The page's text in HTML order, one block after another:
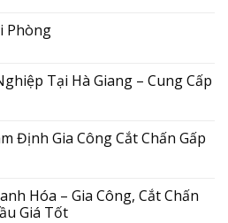
Phòng
Tại Hà Giang – Cung Cấp
Định Gia Công Cắt Chấn Gấp
Hóa – Gia Công, Cắt Chấn
Giá Tốt